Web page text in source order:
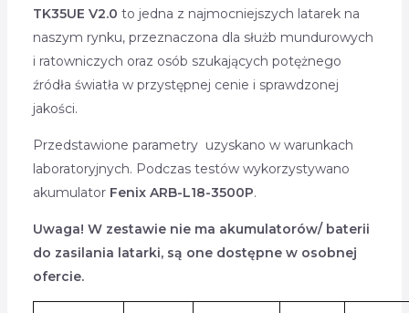
TK35UE V2.0 to jedna z najmocniejszych latarek na
naszym rynku, przeznaczona dla służb mundurowych
i ratowniczych oraz osób szukających potężnego
źródła światła w przystępnej cenie i sprawdzonej
jakości.
Przedstawione parametry uzyskano w warunkach
laboratoryjnych. Podczas testów wykorzystywano
akumulatorFenix ARB-L18-3500P.
Uwaga! W zestawie nie ma akumulatorów/ baterii
do zasilania latarki, są one dostępne w osobnej
ofercie.